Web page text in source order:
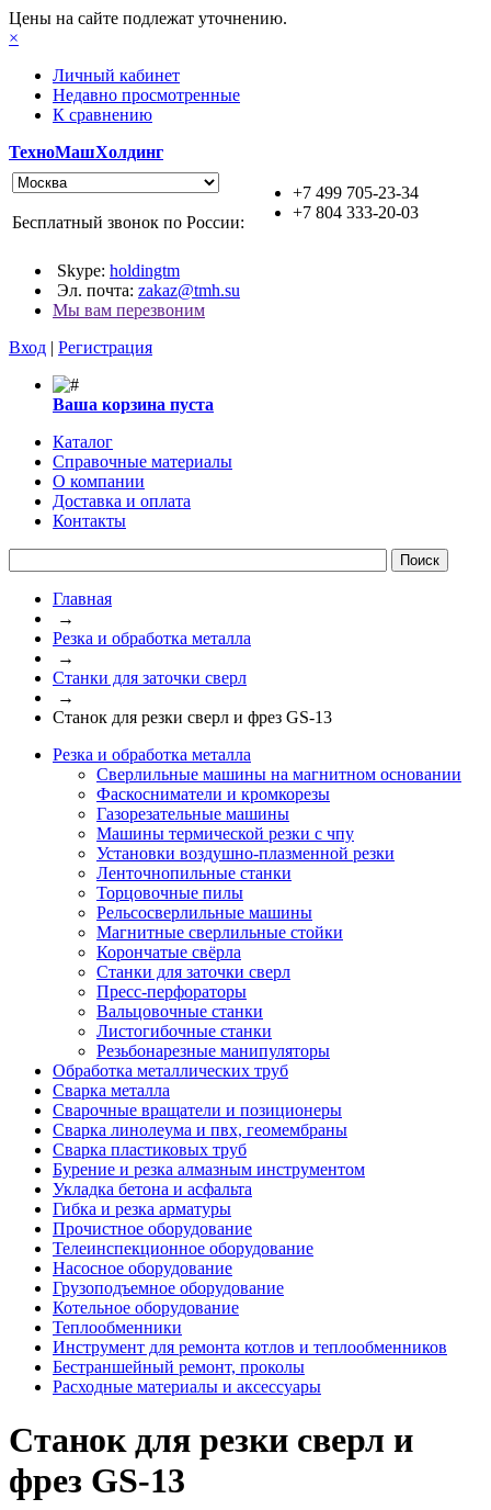
Цены на сайте подлежат уточнению.
×
Личный кабинет
Недавно просмотренные
К сравнению
ТехноМашХолдинг
+7 499 705-23-34
+7 804 333-20-03
Бесплатный звонок по России:
Skype: holdingtm
Эл. почта: zakaz@tmh.su
Мы вам перезвоним
Вход | Регистрация
Ваша корзина пуста
Каталог
Справочные материалы
О компании
Доставка и оплата
Контакты
Главная
→
Резка и обработка металла
→
Станки для заточки сверл
→
Станок для резки сверл и фрез GS-13
Резка и обработка металла
Сверлильные машины на магнитном основании
Фаскосниматели и кромкорезы
Газорезательные машины
Машины термической резки с чпу
Установки воздушно-плазменной резки
Ленточнопильные станки
Торцовочные пилы
Рельсосверлильные машины
Магнитные сверлильные стойки
Корончатые свёрла
Станки для заточки сверл
Пресс-перфораторы
Вальцовочные станки
Листогибочные станки
Резьбонарезные манипуляторы
Обработка металлических труб
Сварка металла
Сварочные вращатели и позиционеры
Сварка линолеума и пвх, геомембраны
Сварка пластиковых труб
Бурение и резка алмазным инструментом
Укладка бетона и асфальта
Гибка и резка арматуры
Прочистное оборудование
Телеинспекционное оборудование
Насосное оборудование
Грузоподъемное оборудование
Котельное оборудование
Теплообменники
Инструмент для ремонта котлов и теплообменников
Бестраншейный ремонт, проколы
Расходные материалы и аксессуары
Станок для резки сверл и
фрез GS-13